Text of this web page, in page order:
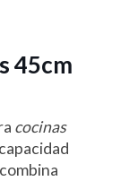
45cm
cocinas